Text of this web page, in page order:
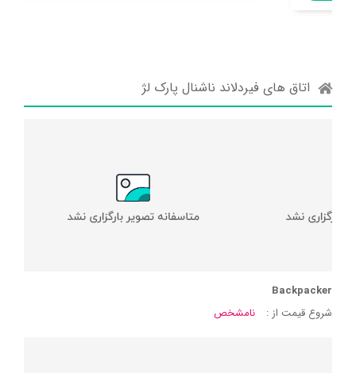
اتاق های فیردلاند ناشنال پارک لژ
Backpacker
شروع قیمت از :
نامشخص